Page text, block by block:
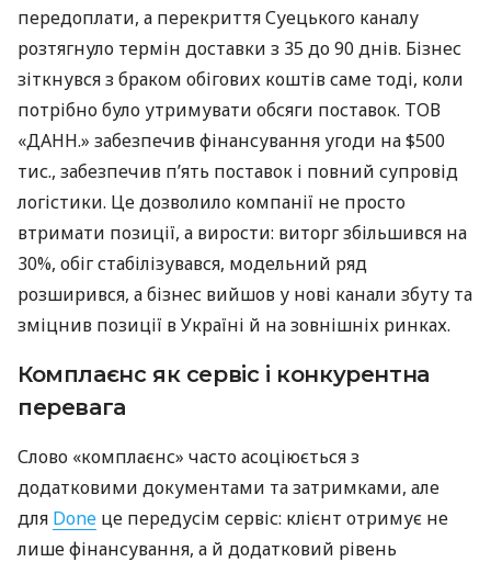
передоплати, а перекриття Суецького каналу
розтягнуло термін доставки з 35 до 90 днів. Бізнес
зіткнувся з браком обігових коштів саме тоді, коли
потрібно було утримувати обсяги поставок. ТОВ
«ДАНН.» забезпечив фінансування угоди на $500
тис., забезпечив п’ять поставок і повний супровід
логістики. Це дозволило компанії не просто
втримати позиції, а вирости: виторг збільшився на
30%, обіг стабілізувався, модельний ряд
розширився, а бізнес вийшов у нові канали збуту та
зміцнив позиції в Україні й на зовнішніх ринках.
Комплаєнс як сервіс і конкурентна
перевага
Слово «комплаєнс» часто асоціюється з
додатковими документами та затримками, але
для Done це передусім сервіс: клієнт отримує не
лише фінансування, а й додатковий рівень